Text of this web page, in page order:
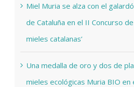
Miel Muria se alza con el
de Cataluña en el II Concurso
mieles catalanas’
Una medalla de oro y dos de
mieles ecológicas Muria BIO en